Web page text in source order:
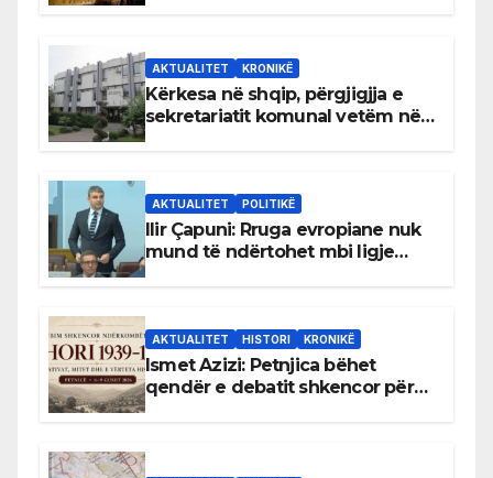
AKTUALITET KRONIKË
Kërkesa në shqip, përgjigjja e
sekretariatit komunal vetëm në
AKTUALITET POLITIKË
Ilir Çapuni: Rruga evropiane nuk
mund të ndërtohet mbi ligje
AKTUALITET HISTORI KRONIKË
Ismet Azizi: Petnjica bëhet
qendër e debatit shkencor për